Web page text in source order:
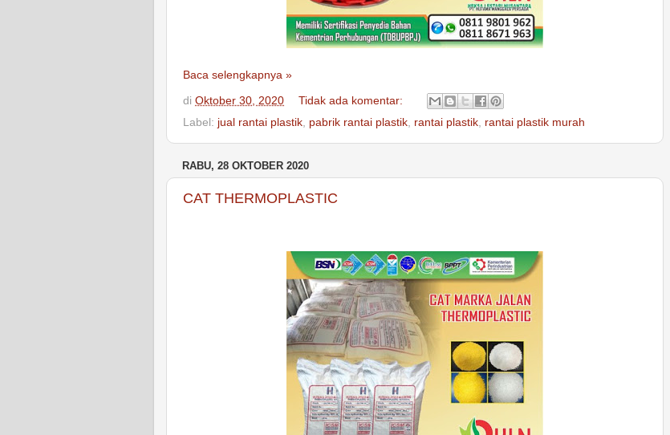
Baca selengkapnya »
di Oktober 30, 2020
Tidak ada komentar:
Label: jual rantai plastik, pabrik rantai plastik, rantai plastik, rantai plastik murah
RABU, 28 OKTOBER 2020
CAT THERMOPLASTIC